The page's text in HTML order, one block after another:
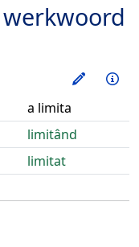
Oefen
a limita
limitând
limitat